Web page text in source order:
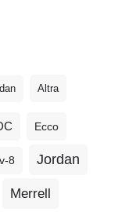
Altra
Ecco
8 Jordan
Merrell